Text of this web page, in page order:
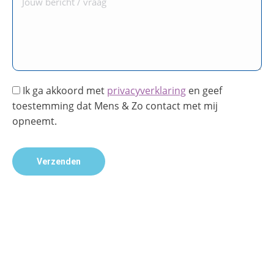
Ik ga akkoord met privacyverklaring en geef
toestemming dat Mens & Zo contact met mij
opneemt.